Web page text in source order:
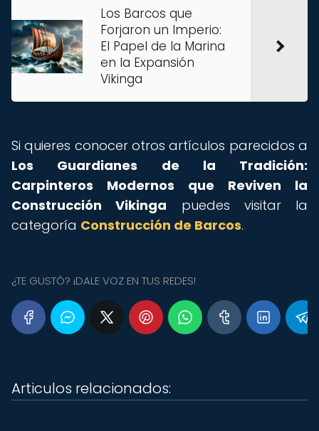
Los Barcos que
Forjaron un Imperio:
El Papel de la Marina
en la Expansión
Vikinga
Si quieres conocer otros artículos parecidos a
Los Guardianes de la Tradición:
Carpinteros Modernos que Reviven la
Construcción Vikinga puedes visitar la
categoría Construcción de Barcos.
¿TE GUSTÓ? ¡DALE VOZ EN TUS REDES!
Articulos relacionados: